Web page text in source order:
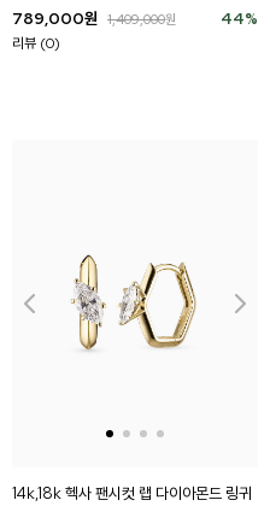
44%
789,000원 1,409,000원
리뷰 (0)
14k,18k 헥사 팬시컷 랩 다이아몬드 링귀